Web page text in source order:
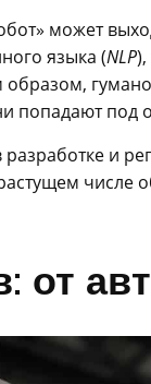
может
языка (NLP
образом,
попадают под
и
числе
от